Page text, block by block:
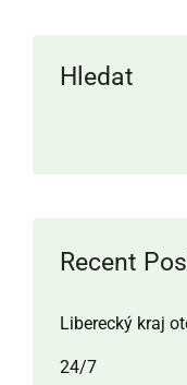
Hledat
Recent
Liberecký kraj
24/7